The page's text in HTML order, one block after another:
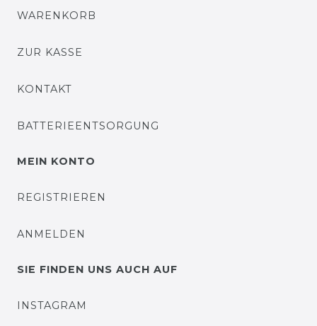
WARENKORB
ZUR KASSE
KONTAKT
BATTERIEENTSORGUNG
MEIN KONTO
REGISTRIEREN
ANMELDEN
SIE FINDEN UNS AUCH AUF
INSTAGRAM